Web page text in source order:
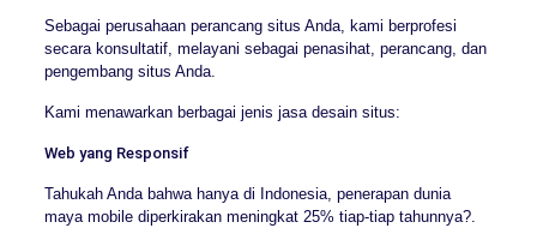
Sebagai perusahaan perancang situs Anda, kami berprofesi
secara konsultatif, melayani sebagai penasihat, perancang, dan
pengembang situs Anda.
Kami menawarkan berbagai jenis jasa desain situs:
Web yang Responsif
Tahukah Anda bahwa hanya di Indonesia, penerapan dunia
maya mobile diperkirakan meningkat 25% tiap-tiap tahunnya?.